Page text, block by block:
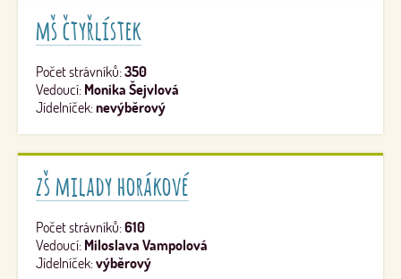
mš čtyřlístek
Počet strávníků:350
Vedoucí: Monika Šejvlová
Jídelníček:nevýběrový
zš milady horákové
Počet strávníků:610
Vedoucí: Miloslava Vampolová
Jídelníček:výběrový